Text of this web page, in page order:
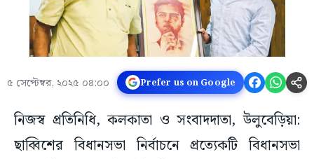
৫ সেপ্টেম্বর, ২০২৫ ০৪:০০ Prefer us on Google
নিজস্ব প্রতিনিধি, কলকাতা ও সংবাদদাতা, উলুবেড়িয়া:
ছাব্বিশের বিধানসভা নির্বাচনে প্রত্যেকটি বিধানসভা